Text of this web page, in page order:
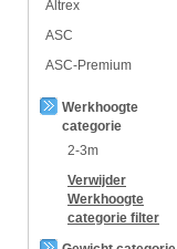
Altrex
ASC
ASC-Premium
Werkhoogte
categorie
2-3m
Verwijder
Werkhoogte
categorie filter